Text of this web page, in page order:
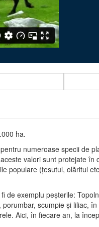
ha.
numeroase specii de
valori sunt protejate
populare (ţesutul, olăritul
exemplu peşterile:
scumpie şi liliac,
Aici, în fiecare an, la